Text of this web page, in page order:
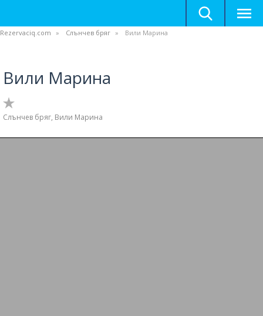
Rezervaciq.com Слънчев бряг Вили Марина
Вили Марина
Слънчев бряг, Вили Марина